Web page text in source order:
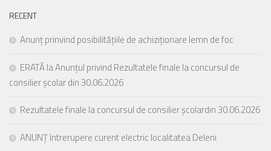
RECENT
Anunț prinvind posibilitățiile de achiziționare lemn de foc
ERATĂ la Anunțul privind Rezultatele finale la concursul de
consilier școlar din 30.06.2026
Rezultatele finale la concursul de consilier școlardin 30.06.2026
ANUNȚ întrerupere curent electric localitatea Deleni